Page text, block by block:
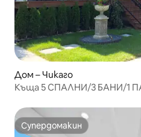
Дом – Чикаго
Къща 5 СПАЛНИ/3 БАНИ/1
Супердомакин
Супердомакин